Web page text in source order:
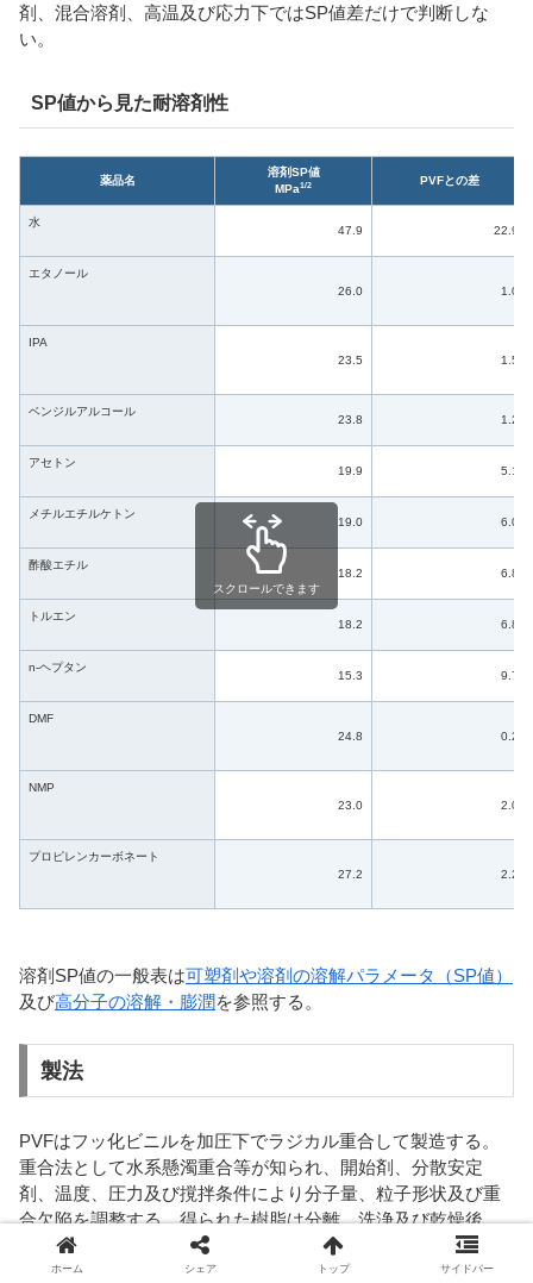
剤、混合溶剤、高温及び応力下ではSP値差だけで判断しな
い。
SP値から見た耐溶剤性
薬品名
溶剤SP値
MPa1/2 PVFとの差
水
47.9 22.9
エタノール
26.0
1.0
IPA
23.5
1.5
ベンジルアルコール
23.8 1.2
アセトン
19.9 5.1
メチルエチルケトン
19.0 6.0
酢酸エチル
18.2 6.8
トルエン
18.2 6.8
n-ヘプタン
15.3 9.7
DMF
24.8
0.2
NMP
23.0
2.0
プロピレンカーボネート
27.2
2.2
スクロールできます
溶剤SP値の一般表は可塑剤や溶剤の溶解パラメータ（SP値）
及び高分子の溶解・膨潤を参照する。
製法
PVFはフッ化ビニルを加圧下でラジカル重合して製造する。
重合法として水系懸濁重合等が知られ、開始剤、分散安定
剤、温度、圧力及び撹拌条件により分子量、粒子形状及び重
合欠陥を調整する。得られた樹脂は分離、洗浄及び乾燥後、
工業用フィルムでは潜在溶剤を含む分散体へ調製し、キャス
ト、加熱融着、延伸、熱処理、表面処理、検査及び巻取りを
ホーム シェア トップ サイドバー